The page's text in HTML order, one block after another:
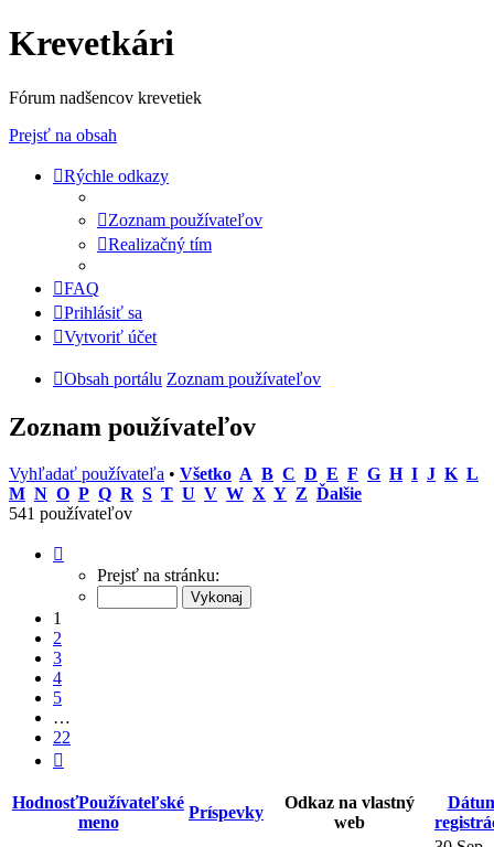
Krevetkári
Fórum nadšencov krevetiek
Prejsť na obsah
Rýchle odkazy
Zoznam používateľov
Realizačný tím
FAQ
Prihlásiť sa
Vytvoriť účet
Obsah portálu Zoznam používateľov
Zoznam používateľov
Vyhľadať používateľa • Všetko A B C D E F G H I J K L
M N O P Q R S T U V W X Y Z Ďalšie
541 používateľov
Prejsť na stránku:
1
2
3
4
5
…
22
HodnosťPoužívateľské
meno
Príspevky
Odkaz na vlastný
web